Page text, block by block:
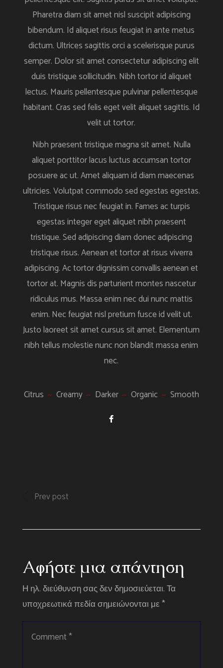
Pharetra diam sit amet nisl suscipit adipiscing
bibendum. Id aliquet risus feugiat in ante metus
dictum. Ultrices sagittis orci a scelerisque purus
semper. Dolor sit amet consectetur adipiscing elit
duis tristique sollicitudin. Nibh tortor id aliquet
lectus. Mauris pellentesque pulvinar pellentesque
habitant. Cras sed felis eget velit aliquet sagittis. Id
velit ut tortor.
Nibh praesent tristique magna sit amet. Nulla
aliquet porttitor lacus luctus accumsan tortor
posuere ac ut. Amet aliquam id diam maecenas
ultricies. Volutpat commodo sed egestas egestas.
Tristique risus nec feugiat in. Fames ac turpis
egestas integer eget aliquet nibh praesent
tristique. Sed adipiscing diam donec adipiscing
tristique risus. Aenean et tortor at risus viverra
adipiscing. Ac tortor dignissim convallis aenean et
tortor at. Magnis dis parturient montes nascetur
ridiculus mus. Massa enim nec dui nunc mattis
enim. Nec feugiat nisl pretium fusce id velit ut.
Justo laoreet sit amet cursus sit amet. Elementum
nibh tellus molestie nunc non blandit massa enim
nec.
Citrus Creamy Darker Organic Smooth
Prev post
Αφήστε μια απάντηση
Η ηλ. διεύθυνση σας δεν δημοσιεύεται.Τα
υποχρεωτικά πεδία σημειώνονται με*